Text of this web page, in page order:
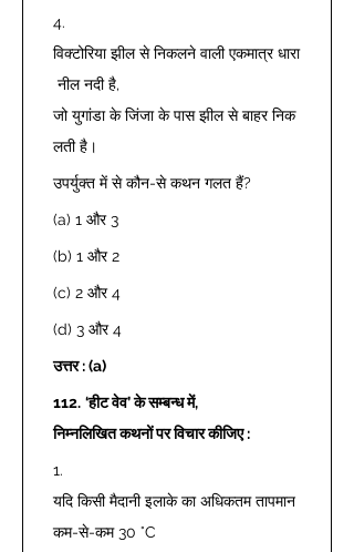
4.
विक्टोरिया झील से निकलने वाली एकमात्र धारा
नील नदी है,
जो युगांडा के जिंजा के पास झील से बाहर निक
लती है।
उपर्युक्त में से कौन-से कथन गलत हैं?
(a) 1 और 3
(b) 1 और 2
(c) 2 और 4
(d) 3 और 4
उत्तर : (a)
112. ‘हीट वेव’ के सम्बन्ध में,
निम्नलिखित कथनों पर विचार कीजिए :
1.
यदि किसी मैदानी इलाके का अधिकतम तापमान
कम-से-कम 30 °C